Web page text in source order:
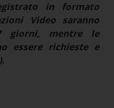
in formato
Video saranno
giorni, mentre le
essere richieste e